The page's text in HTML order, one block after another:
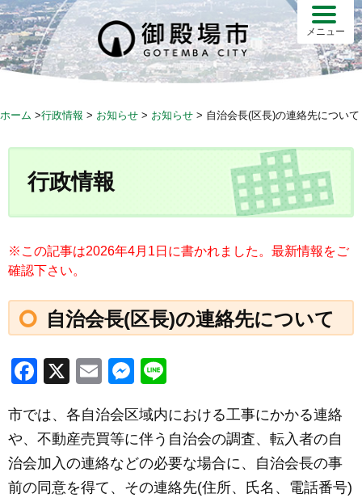
S
k
i
p
メニュー
ホーム >行政情報 > お知らせ > お知らせ > 自治会長(区長)の連絡先について
行政情報
※この記事は2026年4月1日に書かれました。最新情報をご
確認下さい。
自治会長(区長)の連絡先について
F
c
e
b
X
E
ail
M
ss
e
n
e
市では、各自治会区域内における工事にかかる連絡
や、不動産売買等に伴う自治会の調査、転入者の自
治会加入の連絡などの必要な場合に 、自治会長の事
前の同意を得て、その連絡先(住所、氏名、電話番号)